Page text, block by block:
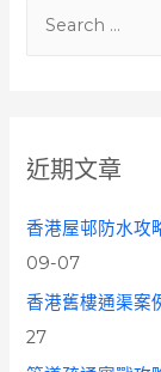
h
f
o
近期文章
香港屋邨防水攻
09-07
香港舊樓通渠案
27